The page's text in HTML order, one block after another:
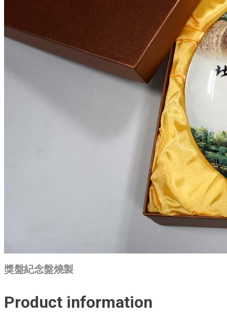
獎盤紀念盤燒製
Product information